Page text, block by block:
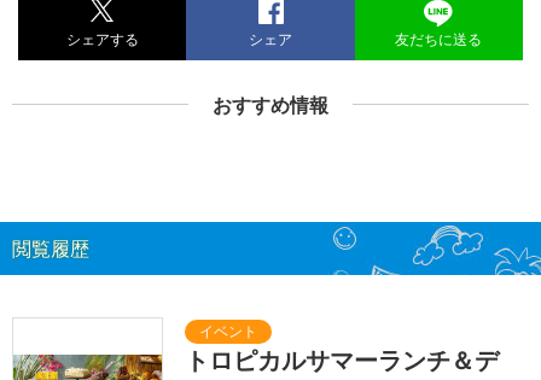
シェアする シェア 友だちに送る
おすすめ情報
閲覧履歴
トロピカルサマーランチ＆デ